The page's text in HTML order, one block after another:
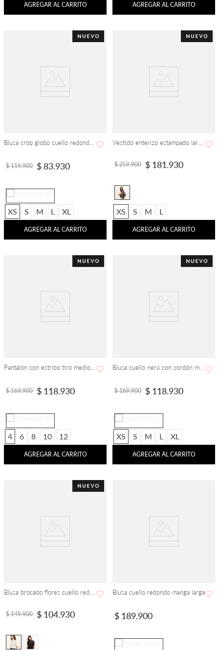
AGREGAR AL CARRITO AGREGAR AL CARRITO
$ 119.900 $83.930
XS S M L XL
AGREGAR AL CARRITO
$ 259.900 $ 181.930
XS S M L
AGREGAR AL CARRITO
$ 169.900 $ 118.930
4 6 8 10 12
AGREGAR AL CARRITO
$ 169.900 $ 118.930
XS S M L XL
AGREGAR AL CARRITO
$ 149.900 $ 104.930
Blusa cuello redondo manga larga
$ 189.900